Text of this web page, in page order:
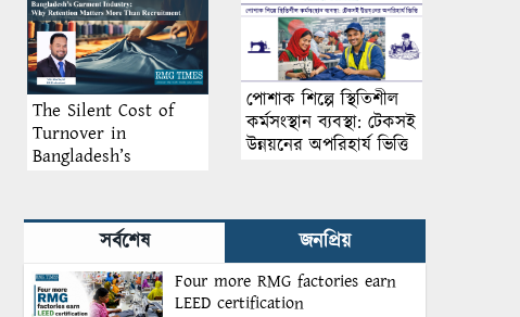
The Silent Cost of
Turnover in
Bangladesh’s
Matters More Than
Recruitment
পোশাক শিল্পে স্থিতিশীল
কর্মসংস্থান ব্যবস্থা: টেকসই
উন্নয়নের অপরিহার্য ভিত্তি
সর্বশেষ জনপ্রিয়
Four more RMG factories earn
LEED certification